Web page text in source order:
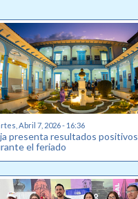
Abril 7, 2026 - 16:36
presenta resultados positivos
el feriado